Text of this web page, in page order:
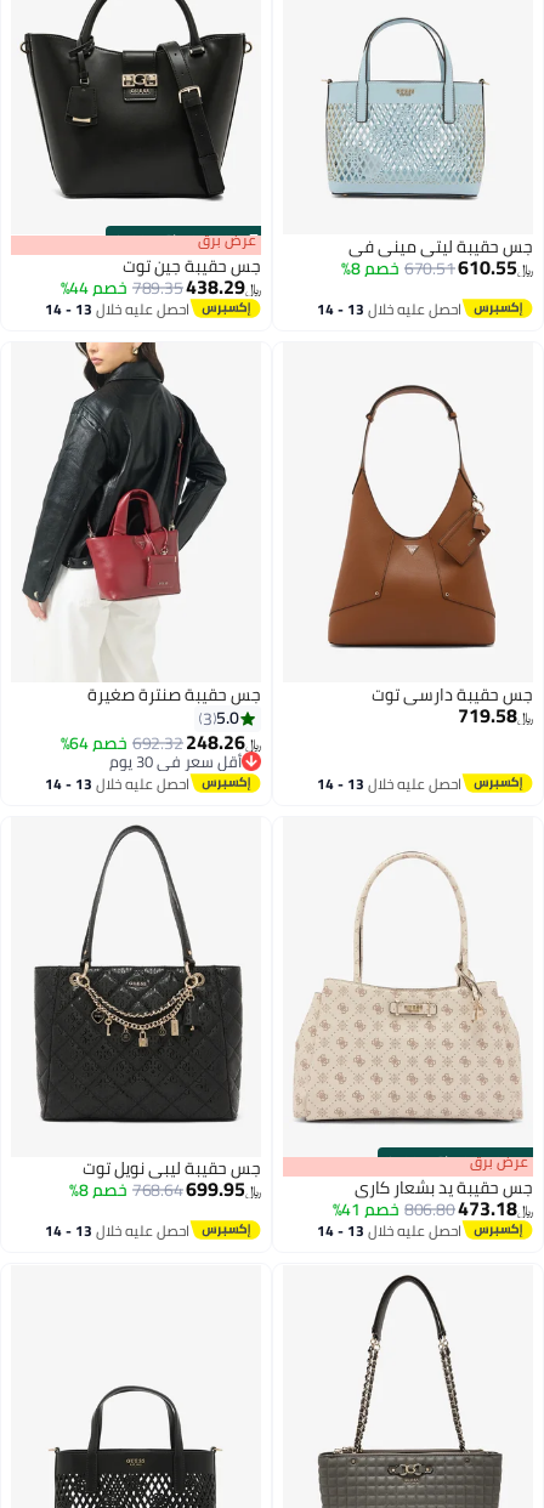
جس حقيبة ليتي ميني في
﷼‏610.55
670.51خصم 8%
احصل عليه خلال 13 - 14
00m:00s
·باقي 100%
2
عرض برق
جس حقيبة جين توت
﷼‏438.29
789.35خصم 44%
احصل عليه خلال 13 - 14
جس حقيبة دارسي توت
﷼‏719.58
احصل عليه خلال 13 - 14
اغسطس
2
جس حقيبة صنترة صغيرة
5.0
3
﷼‏248.26
692.32خصم 64%
أقل سعر في 30 يوم
أقل سعر في 30 يوماحصل عليه خلال 13 - 14
اغسطس
00m:00s
·باقي 100% عرض برق
جس حقيبة يد بشعار كاري
﷼‏473.18
806.80خصم 41%
احصل عليه خلال 13 - 14
جس حقيبة ليبي نويل توت
﷼‏699.95
768.64خصم 8%
احصل عليه خلال 13 - 14